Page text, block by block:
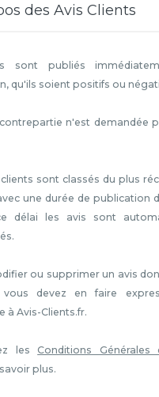
des Avis Clients
sont publiés
qu'ils soient positifs ou
n'est demandée
sont classés du plus
une durée de publication
délai les avis sont
ou supprimer un avis
vous devez en faire
à Avis-Clients.fr.
lesConditions Générales
plus.